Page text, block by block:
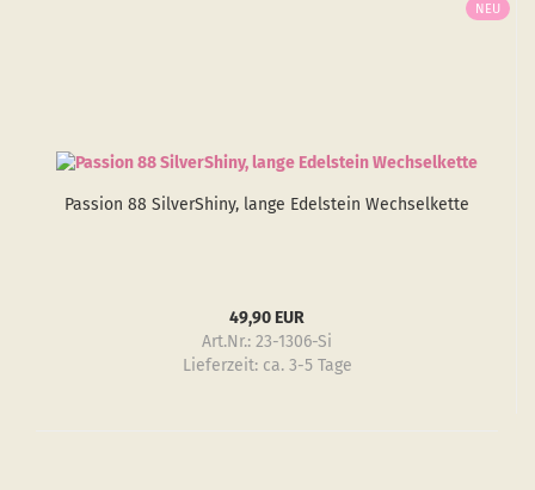
NEU
Pas­si­on 88 Sil­verS­hiny, lange Edel­stein Wech­sel­ket­te
49,90 EUR
Art.Nr.: 23-1306-Si
Lieferzeit: ca. 3-5 Tage